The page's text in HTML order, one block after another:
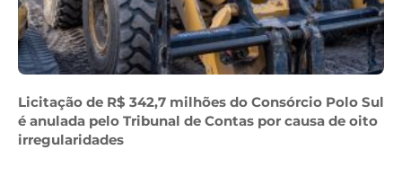
Licitação de R$ 342,7 milhões do Consórcio Polo Sul
é anulada pelo Tribunal de Contas por causa de oito
irregularidades